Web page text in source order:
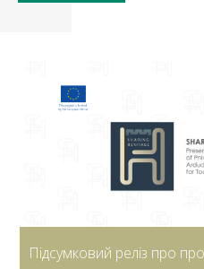
Підсумковий реліз про